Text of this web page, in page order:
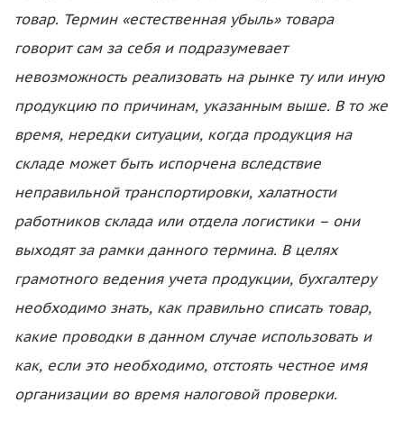
товар. Термин «естественная убыль» товара
говорит сам за себя и подразумевает
невозможность реализовать на рынке ту или иную
продукцию по причинам, указанным выше. В то же
время, нередки ситуации, когда продукция на
складе может быть испорчена вследствие
неправильной транспортировки, халатности
работников склада или отдела логистики – они
выходят за рамки данного термина. В целях
грамотного ведения учета продукции, бухгалтеру
необходимо знать, как правильно списать товар,
какие проводки в данном случае использовать и
как, если это необходимо, отстоять честное имя
организации во время налоговой проверки.